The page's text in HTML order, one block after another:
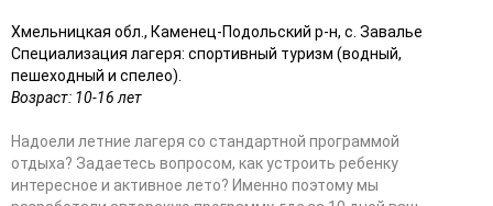
Хмельницкая обл., Каменец-Подольский р-н, с. Завалье
Специализация лагеря: спортивный туризм (водный,
пешеходный и спелео).
Возраст: 10-16 лет
Надоели летние лагеря со стандартной программой
отдыха? Задаетесь вопросом, как устроить ребенку
интересное и активное лето? Именно поэтому мы